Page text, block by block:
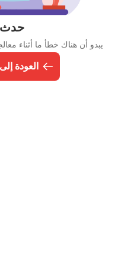
حدث
يبدو أن هناك خطأ ما أثناء
العودة